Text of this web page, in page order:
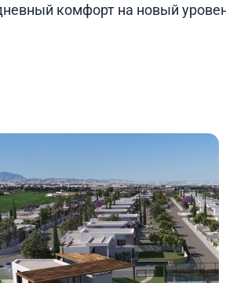
комфорт на новый